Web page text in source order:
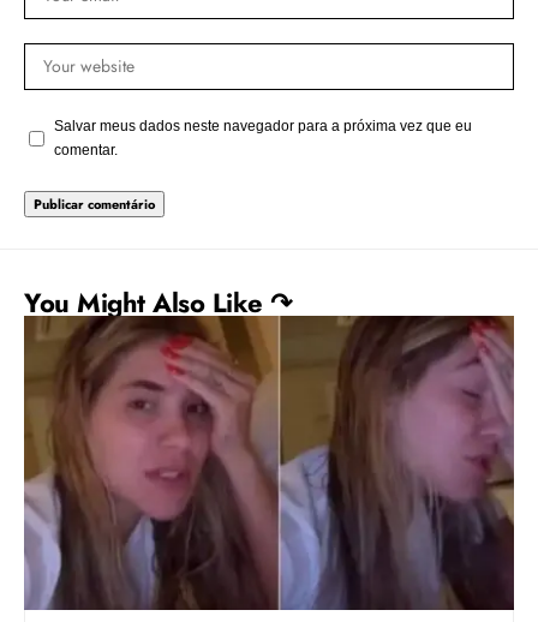
Salvar meus dados neste navegador para a próxima vez que eu
comentar.
You Might Also Like ↷